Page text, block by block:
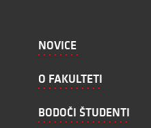
NOVICE
O FAKULTETI
BODOČI ŠTUDENTI